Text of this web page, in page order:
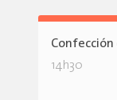
14h30